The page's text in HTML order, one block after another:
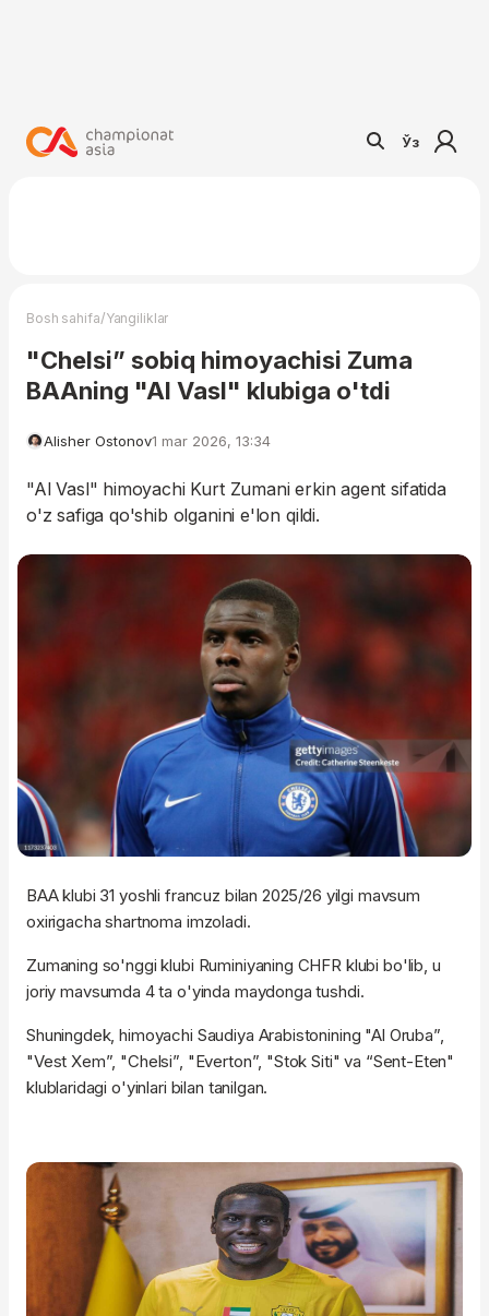
Ўз
Bosh sahifa/Yangiliklar
"Chelsi” sobiq himoyachisi Zuma
BAAning "Al Vasl" klubiga o'tdi
Alisher Ostonov1 mar 2026, 13:34
"Al Vasl" himoyachi Kurt Zumani erkin agent sifatida
o'z safiga qo'shib olganini e'lon qildi.
BAA klubi 31 yoshli francuz bilan 2025/26 yilgi mavsum
oxirigacha shartnoma imzoladi.
Zumaning so'nggi klubi Ruminiyaning CHFR klubi bo'lib, u
joriy mavsumda 4 ta o'yinda maydonga tushdi.
Shuningdek, himoyachi Saudiya Arabistonining "Al Oruba”,
"Vest Xem”, "Chelsi”, "Everton”, "Stok Siti" va “Sent-Eten"
klublaridagi o'yinlari bilan tanilgan.